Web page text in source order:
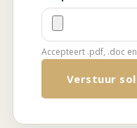
Accepteert .pdf, .doc
Verstuur